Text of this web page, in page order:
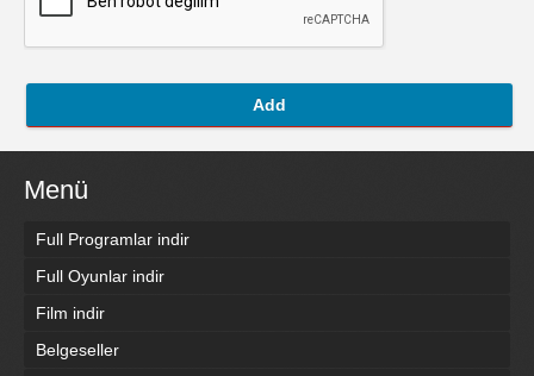
Add
Menü
Full Programlar indir
Full Oyunlar indir
Film indir
Belgeseller